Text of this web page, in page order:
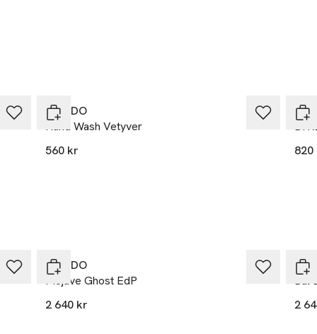
BYREDO
Hand Wash Vetyver
560 kr
820
BYREDO
Mojave Ghost EdP
2 640 kr
Bal
2